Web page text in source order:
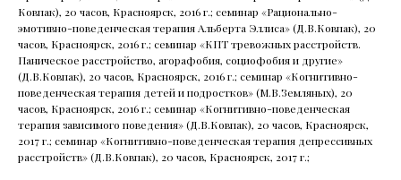
Ковпак), 20 часов, Красноярск, 2016 г.; семинар «Рационально-
эмотивно-поведенческая терапия Альберта Эллиса» (Д.В.Ковпак), 20
часов, Красноярск, 2016 г.; семинар «КПТ тревожных расстройств.
Паническое расстройство, агорафобия, социофобия и другие»
(Д.В.Ковпак), 20 часов, Красноярск, 2016 г.; семинар «Когнитивно-
поведенческая терапия детей и подростков» (М.В.Земляных), 20
часов, Красноярск, 2016 г.; семинар «Когнитивно-поведенческая
терапия зависимого поведения» (Д.В.Ковпак), 20 часов, Красноярск,
2017 г.; семинар «Когнитивно-поведенческая терапия депрессивных
расстройств» (Д.В.Ковпак), 20 часов, Красноярск, 2017 г.;
Психиатрия
Направления